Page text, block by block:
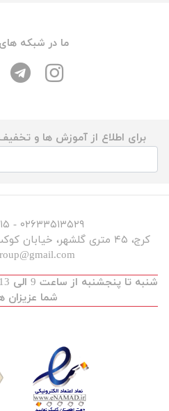
ما در شبکه
برای اطلاع از آموزش ها و
۰۲۶۳۳۵۱۳۵۲۹ - ۰۲۶۳۳۵۳۴۳۱۵
کرج، ۴۵ متری گلشهر، خیابان کوکب شرقی، عکس و فیلم مکث
شما عزیزان